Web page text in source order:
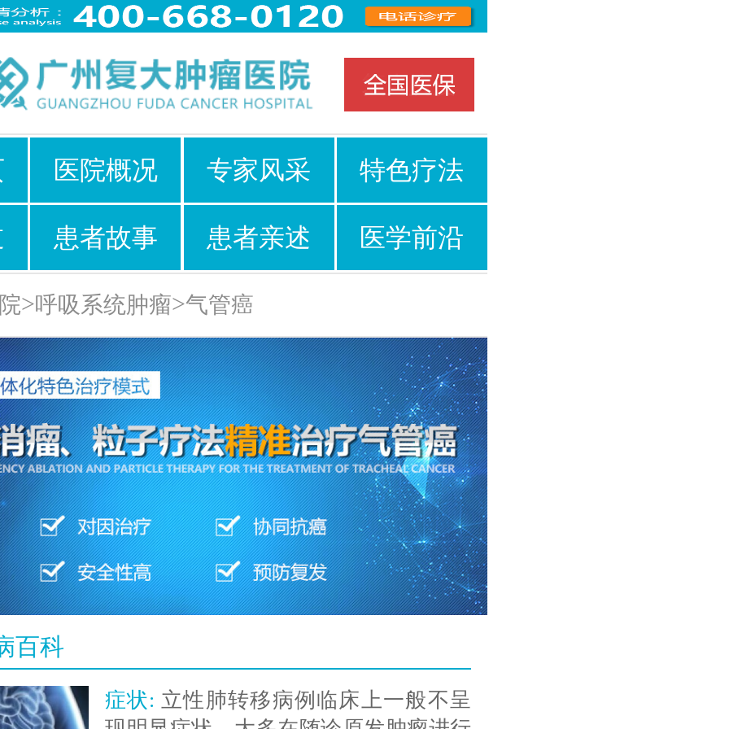
医院概况 专家风采 特色疗法
患者故事 患者亲述 医学前沿
>呼吸系统肿瘤>气管癌
百科
症状: 立性肺转移病例临床上一般不呈